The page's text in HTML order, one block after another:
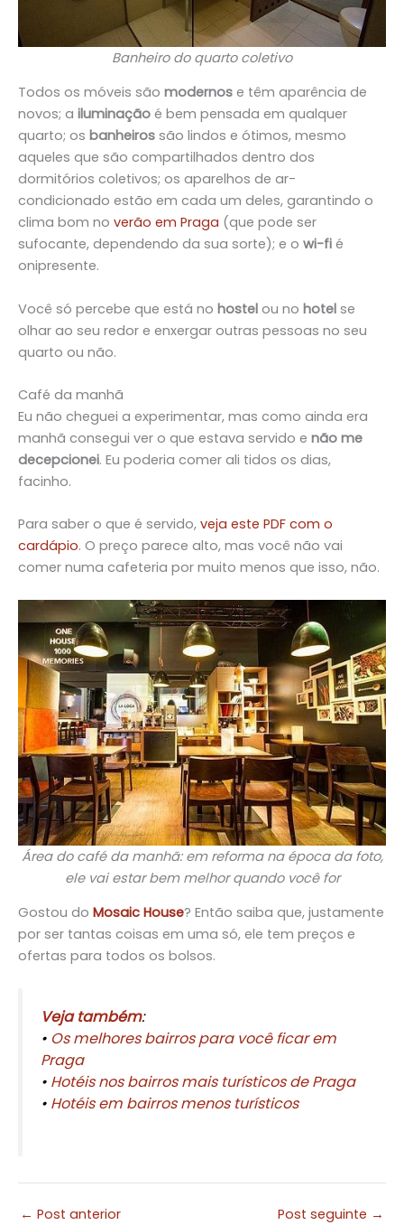
Banheiro do quarto coletivo
Todos os móveis são modernos e têm aparência de
novos; a iluminação é bem pensada em qualquer
quarto; os banheiros são lindos e ótimos, mesmo
aqueles que são compartilhados dentro dos
dormitórios coletivos; os aparelhos de ar-
condicionado estão em cada um deles, garantindo o
clima bom no verão em Praga (que pode ser
sufocante, dependendo da sua sorte); e o wi-fi é
onipresente.
Você só percebe que está no hostel ou no hotel se
olhar ao seu redor e enxergar outras pessoas no seu
quarto ou não.
Café da manhã
Eu não cheguei a experimentar, mas como ainda era
manhã consegui ver o que estava servido e não me
decepcionei. Eu poderia comer ali tidos os dias,
facinho.
Para saber o que é servido, veja este PDF com o
cardápio. O preço parece alto, mas você não vai
comer numa cafeteria por muito menos que isso, não.
Área do café da manhã: em reforma na época da foto,
ele vai estar bem melhor quando você for
Gostou do Mosaic House? Então saiba que, justamente
por ser tantas coisas em uma só, ele tem preços e
ofertas para todos os bolsos.
Veja também:
• Os melhores bairros para você ficar em
Praga
• Hotéis nos bairros mais turísticos de Praga
• Hotéis em bairros menos turísticos
← Post anterior Post seguinte →